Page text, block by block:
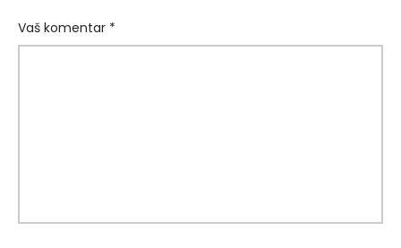
Vaš komentar *